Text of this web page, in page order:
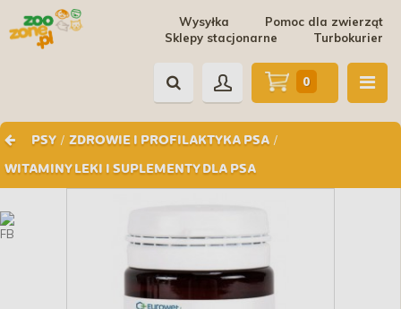
Pomoc dla zwierząt
Wysyłka
Turbokurier
Sklepy stacjonarne
PSY / ZDROWIE I PROFILAKTYKA PSA /
WITAMINY LEKI I SUPLEMENTY DLA PSA
0